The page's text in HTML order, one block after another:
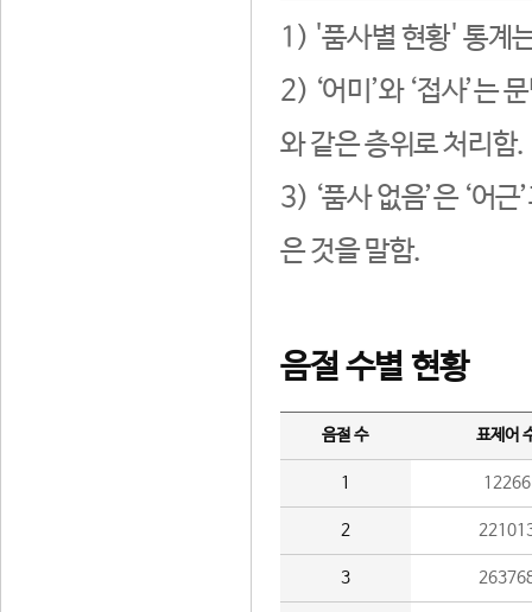
1) '품사별 현황' 통계
2) ‘어미’와 ‘접사’는
와 같은 층위로 처리함.
3) ‘품사 없음’은 ‘어
은 것을 말함.
음절 수별 현황
음절 수 표제어
1 12266
2
3